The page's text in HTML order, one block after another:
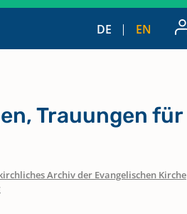
DE EN
Trauungen für
Archiv der Evangelischen Kirche